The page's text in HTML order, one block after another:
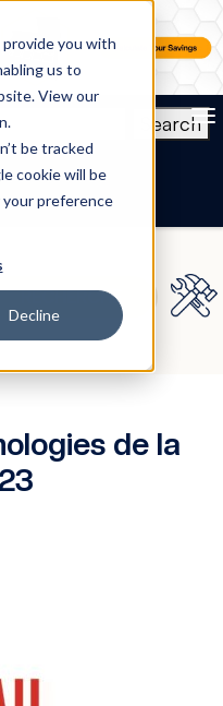
you with
us to
View our
be tracked
cookie will be
preference
Decline
Search
de la